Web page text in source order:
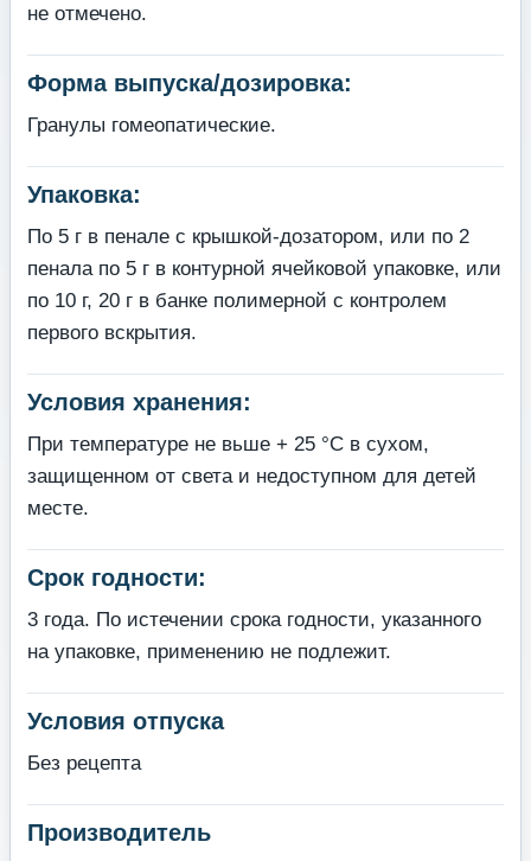
не отмечено.
Форма выпуска/дозировка:
Гранулы гомеопатические.
Упаковка:
По 5 г в пенале с крышкой-дозатором, или по 2
пенала по 5 г в контурной ячейковой упаковке, или
по 10 г, 20 г в банке полимерной с контролем
первого вскрытия.
Условия хранения:
При температуре не вьше + 25 °С в сухом,
защищенном от света и недоступном для детей
месте.
Срок годности:
3 года. По истечении срока годности, указанного
на упаковке, применению не подлежит.
Условия отпуска
Без рецепта
Производитель